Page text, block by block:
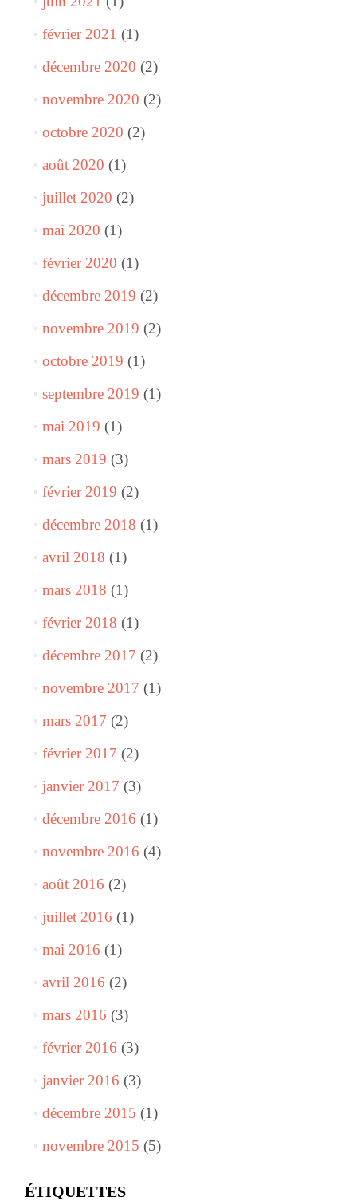
février 2021 (1)
décembre 2020 (2)
novembre 2020 (2)
octobre 2020 (2)
août 2020 (1)
juillet 2020 (2)
mai 2020 (1)
février 2020 (1)
décembre 2019 (2)
novembre 2019 (2)
octobre 2019 (1)
septembre 2019 (1)
mai 2019 (1)
mars 2019 (3)
février 2019 (2)
décembre 2018 (1)
avril 2018 (1)
mars 2018 (1)
février 2018 (1)
décembre 2017 (2)
novembre 2017 (1)
mars 2017 (2)
février 2017 (2)
janvier 2017 (3)
décembre 2016 (1)
novembre 2016 (4)
août 2016 (2)
juillet 2016 (1)
mai 2016 (1)
avril 2016 (2)
mars 2016 (3)
février 2016 (3)
janvier 2016 (3)
décembre 2015 (1)
novembre 2015 (5)
ÉTIQUETTES